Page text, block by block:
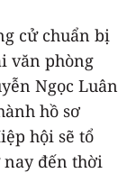
cử chuẩn bị
văn phòng
Ngọc Luân
hồ sơ
hội sẽ tổ
nay đến thời